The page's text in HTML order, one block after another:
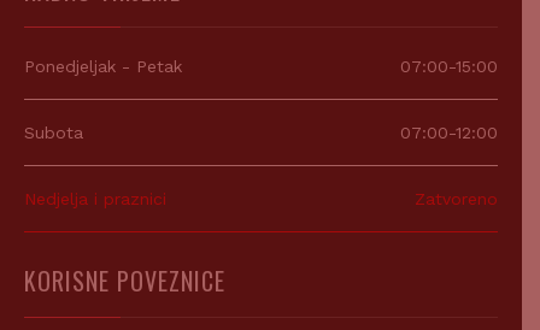
Ponedjeljak - Petak 07:00-15:00
Subota 07:00-12:00
Nedjelja i praznici Zatvoreno
KORISNE POVEZNICE